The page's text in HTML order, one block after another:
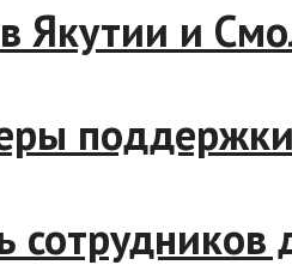
в Якутии и